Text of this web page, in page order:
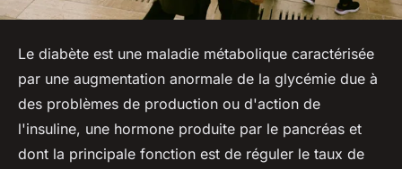
Le diabète est une maladie métabolique caractérisée
par une augmentation anormale de la glycémie due à
des problèmes de production ou d'action de
l'insuline, une hormone produite par le pancréas et
dont la principale fonction est de réguler le taux de